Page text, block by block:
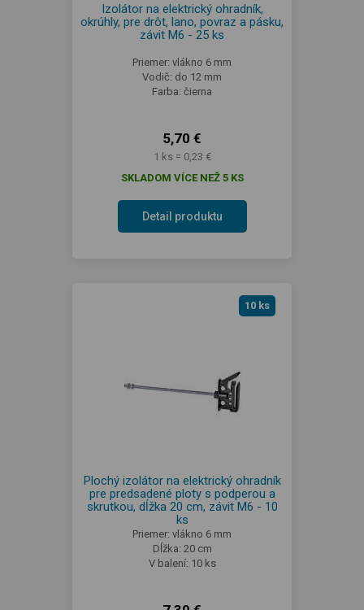
Izolátor na elektrický ohradník,
okrúhly, pre drôt, lano, povraz a pásku,
závit M6 - 25 ks
Priemer: vlákno 6 mm
Vodič: do 12 mm
Farba: čierna
5,70 €
1 ks = 0,23 €
SKLADOM VÍCE NEŽ 5 KS
Detail produktu
10 ks
Plochý izolátor na elektrický ohradník
pre predsadené ploty s podperou a
skrutkou, dĺžka 20 cm, závit M6 - 10
ks
Priemer: vlákno 6 mm
Dĺžka: 20 cm
V balení: 10 ks